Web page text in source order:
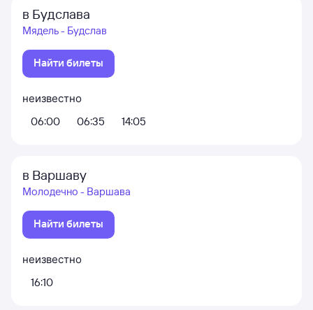
в Будслава
Мядель - Будслав
Найти билеты
неизвестно
06:00
06:35 14:05
в Варшаву
Молодечно - Варшава
Найти билеты
неизвестно
16:10